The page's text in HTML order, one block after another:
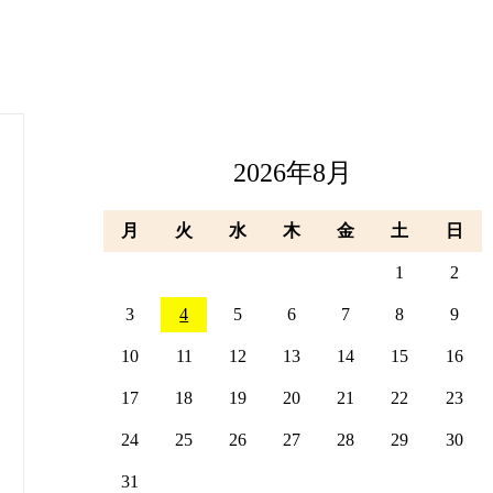
2026年8月
月 火 水 木 金 土 日
1 2
3 4 5 6 7 8 9
10 11 12 13 14 15 16
17 18 19 20 21 22 23
24 25 26 27 28 29 30
31